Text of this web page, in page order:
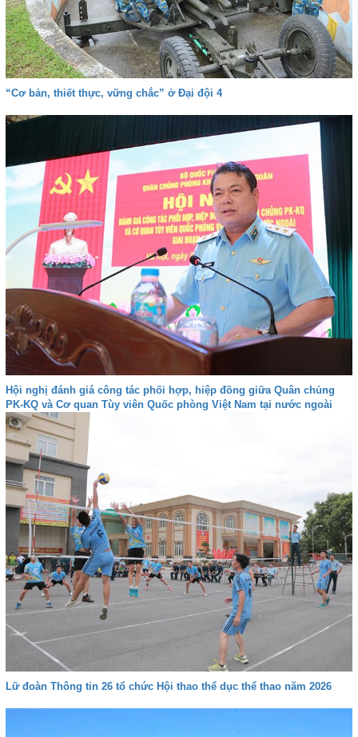
“Cơ bản, thiết thực, vững chắc” ở Đại đội 4
Hội nghị đánh giá công tác phối hợp, hiệp đồng giữa Quân chủng
PK-KQ và Cơ quan Tùy viên Quốc phòng Việt Nam tại nước ngoài
Lữ đoàn Thông tin 26 tổ chức Hội thao thể dục thể thao năm 2026